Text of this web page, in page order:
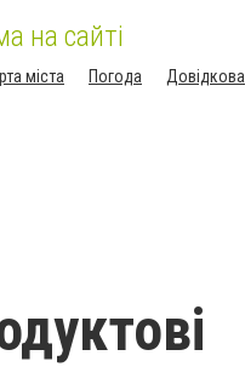
на сайті
міста Погода
Довідкова